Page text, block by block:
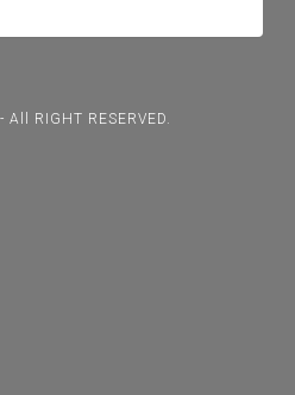
RIGHT RESERVED.